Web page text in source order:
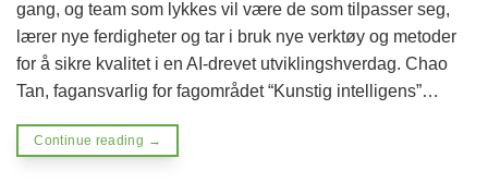
gang, og team som lykkes vil være de som tilpasser seg,
lærer nye ferdigheter og tar i bruk nye verktøy og metoder
for å sikre kvalitet i en AI-drevet utviklingshverdag. Chao
Tan, fagansvarlig for fagområdet “Kunstig intelligens”…
Continue reading →